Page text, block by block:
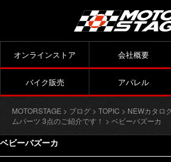
オンラインストア 会社概要
バイク販売 アパレル
MOTORSTAGE > ブログ > TOPIC > NEWカタロ
ムパーツ 3点のご紹介です！ > ベビーバズーカ
ベビーバズーカ